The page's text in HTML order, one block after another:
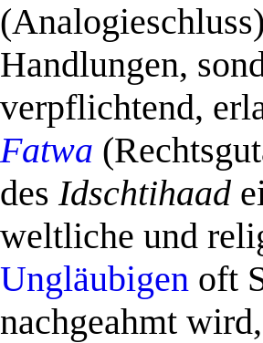
Handlungen,
verpflichtend,
Fatwa
des Idschtihaad
weltliche und
Ungläubigen oft
nachgeahmt